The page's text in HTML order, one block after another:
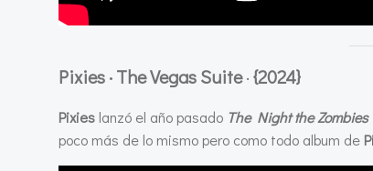
Pixies · The Vegas Suite·{2024}
Pixies lanzó el año pasado The Night the Zombies
poco más de lo mismo pero como todo album de